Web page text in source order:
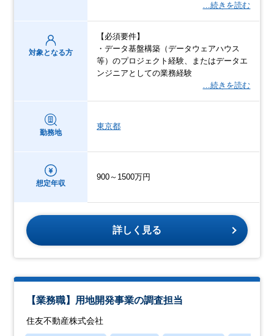
…続きを読む
対象となる方
【必須要件】
・データ基盤構築（データウェアハウス
等）のプロジェクト経験、またはデータエ
ンジニアとしての業務経験
…続きを読む
勤務地
東京都
想定年収
900～1500万円
詳しく見る
【業務職】用地開発事業の調査担当
住友不動産株式会社